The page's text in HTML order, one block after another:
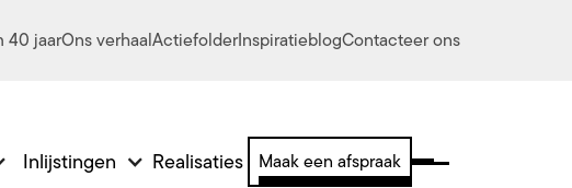
40 jaarOns verhaalActiefolderInspiratieblogContacteer ons
Inlijstingen Realisaties Maak een afspraak